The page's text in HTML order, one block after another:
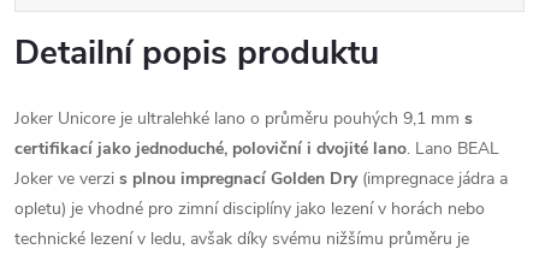
Detailní popis produktu
Joker Unicore je ultralehké lano o průměru pouhých 9,1 mm s
certifikací jako jednoduché, poloviční i dvojité lano. Lano BEAL
Joker ve verzi s plnou impregnací Golden Dry(impregnace jádra a
opletu) je vhodné pro zimní disciplíny jako lezení v horách nebo
technické lezení v ledu, avšak díky svému nižšímu průměru je